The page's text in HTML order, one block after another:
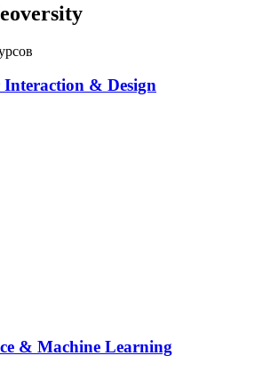
& Design
& Machine Learning